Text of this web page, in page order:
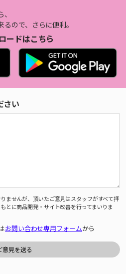
ので、さらに便利。
ードはこちら
さい
ませんが、頂いたご意見はスタッフがすべて拝
とに商品開発・サイト改善を行ってまいりま
お問い合わせ専用フォームから